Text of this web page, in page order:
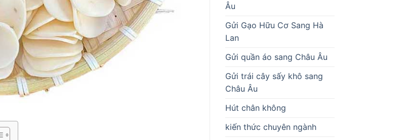
Âu
Gửi Gạo Hữu Cơ Sang Hà
Lan
Gửi quần áo sang Châu Âu
Gửi trái cây sấy khô sang
Châu Âu
Hút chân không
kiến thức chuyên ngành